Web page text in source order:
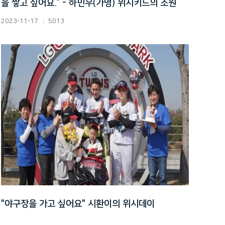
을 쌓고 싶어요.” - 하민우(가명) 위시키드의 소원
2023-11-17 5013
"야구장을 가고 싶어요" 시환이의 위시데이